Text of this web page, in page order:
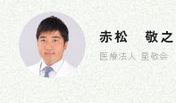
赤松 敬之
医療法人 星敬会